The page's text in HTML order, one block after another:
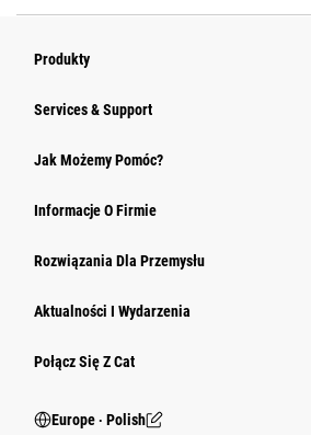
Produkty
Services & Support
Jak Możemy Pomóc?
Informacje O Firmie
Rozwiązania Dla Przemysłu
Aktualności I Wydarzenia
Połącz Się Z Cat
Europe ‧ Polish